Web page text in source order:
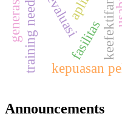
keefektifan
evaluasi
fasilitas
kepuasan
generasi z
Announcements